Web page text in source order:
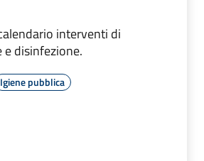
interventi di
disinfezione.
Igiene pubblica